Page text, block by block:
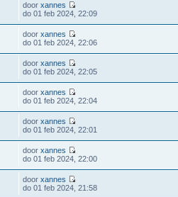
doorxannes
do 01 feb 2024, 22:09
doorxannes
do 01 feb 2024, 22:06
doorxannes
do 01 feb 2024, 22:05
doorxannes
do 01 feb 2024, 22:04
doorxannes
do 01 feb 2024, 22:01
doorxannes
do 01 feb 2024, 22:00
doorxannes
do 01 feb 2024, 21:58